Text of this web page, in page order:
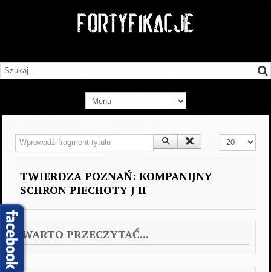
Wprowadź fragment tytułu Pokaż #
TWIERDZA POZNAŃ: KOMPANIJNY
SCHRON PIECHOTY J II
WARTO PRZECZYTAĆ...